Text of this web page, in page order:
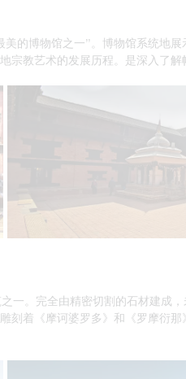
的博物馆之一”。博物馆系统地
教艺术的发展历程。是深入了解
一。完全由精密切割的石材建成
着《摩诃婆罗多》和《罗摩衍那